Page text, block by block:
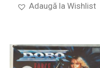
Adaugă la Wishlist